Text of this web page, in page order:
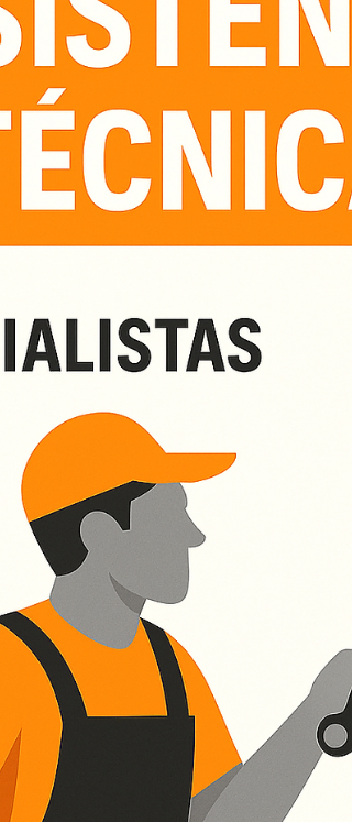
instalação e reparos com rapidez e segurança.
Atendemos residências, condomínios e
empresas, sempre utilizando peças originais
Serviços oferecidos: Conserto de aquecedores
Kobe Manutenção preventiva e corretiva I